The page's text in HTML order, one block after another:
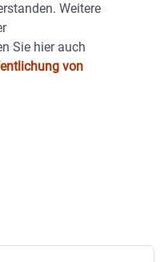
Weitere
Sie hier auch
von